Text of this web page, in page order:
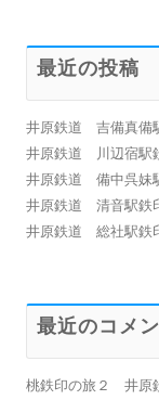
最近の投稿
井原鉄道 吉備真備
井原鉄道 川辺宿駅
井原鉄道 備中呉妹
井原鉄道 清音駅鉄
井原鉄道 総社駅鉄
最近のコメ
桃鉄印の旅２ 井原